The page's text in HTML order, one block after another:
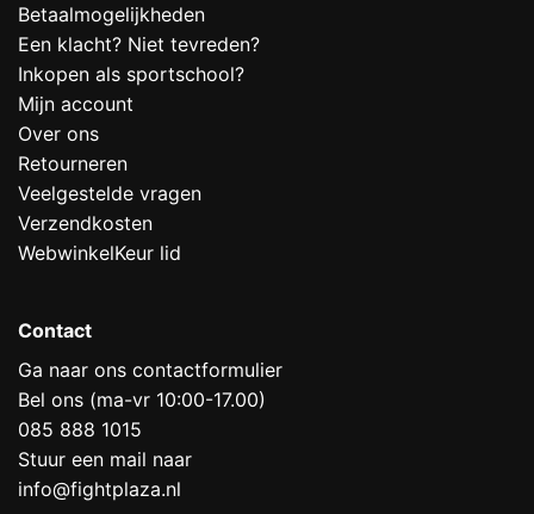
Betaalmogelijkheden
Een klacht? Niet tevreden?
Inkopen als sportschool?
Mijn account
Over ons
Retourneren
Veelgestelde vragen
Verzendkosten
WebwinkelKeur lid
Contact
Ga naar ons contactformulier
Bel ons (ma-vr 10:00-17.00)
085 888 1015
Stuur een mail naar
info@fightplaza.nl